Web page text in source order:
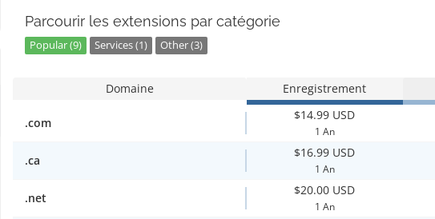
Parcourir les extensions par catégorie
Popular (9) Services (1) Other (3)
Domaine Enregistrement
.com
$14.99 USD
1 An
.ca
$16.99 USD
1 An
.net
$20.00 USD
1 An